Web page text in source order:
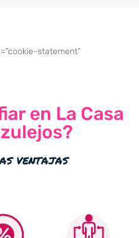
statement”
en La Casa
ventajas